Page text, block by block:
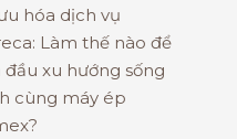
hóa dịch vụ
Làm thế nào để
đầu xu hướng sống
cùng máy ép